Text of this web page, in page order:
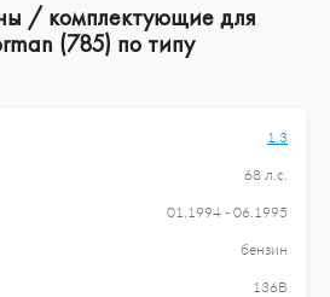
/ комплектующие для
(785) по типу
1.3
68 л.с.
01.1994 - 06.1995
бензин
136B